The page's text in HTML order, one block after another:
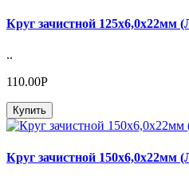
Круг зачистной 125х6,0х22мм
..
110.00Р
Купить
Круг зачистной 150х6,0х22мм